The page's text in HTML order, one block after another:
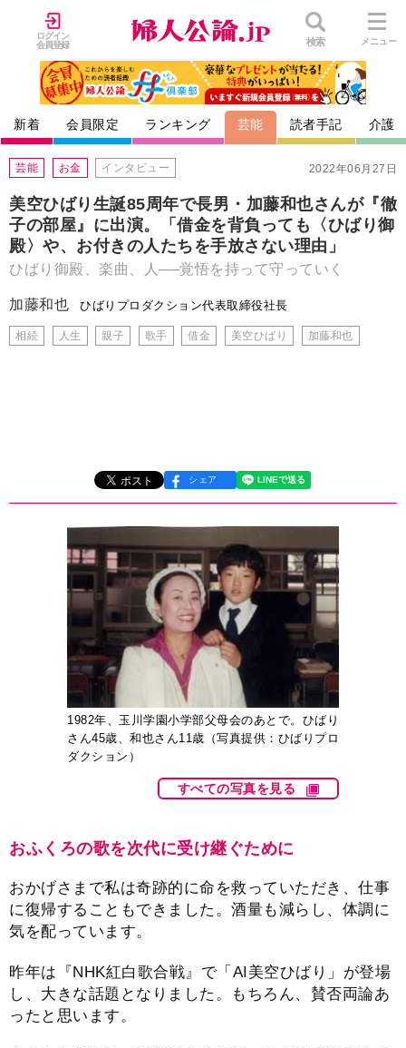
ログイン
会員登録
検索 メニュー
新着 会員限定 ランキング 芸能 読者手記 介護
2022年06月27日
芸能 お金 インタビュー
美空ひばり生誕85周年で長男・加藤和也さんが『徹
子の部屋』に出演。「借金を背負っても〈ひばり御
殿〉や、お付きの人たちを手放さない理由」
ひばり御殿、楽曲、人──覚悟を持って守っていく
加藤和也 ひばりプロダクション代表取締役社長
相続 人生 親子 歌手 借金 美空ひばり 加藤和也
シェア
1982年、玉川学園小学部父母会のあとで。ひばり
さん45歳、和也さん11歳（写真提供：ひばりプロ
ダクション）
すべての写真を見る
おふくろの歌を次代に受け継ぐために
おかげさまで私は奇跡的に命を救っていただき、仕事
に復帰することもできました。酒量も減らし、体調に
気を配っています。
昨年は『NHK紅白歌合戦』で「AI美空ひばり」が登場
し、大きな話題となりました。もちろん、賛否両論あ
ったと思います。